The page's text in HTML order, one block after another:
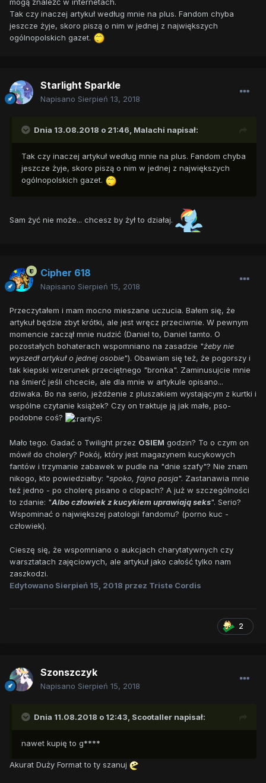
Tak czy inaczej artykuł według mnie na plus. Fandom chyba
jeszcze żyje, skoro piszą o nim w jednej z największych
ogólnopolskich gazet.
Starlight Sparkle
Napisano Sierpień 13, 2018
Dnia 13.08.2018 o 21:46, Malachi napisał:
Tak czy inaczej artykuł według mnie na plus. Fandom chyba
jeszcze żyje, skoro piszą o nim w jednej z największych
ogólnopolskich gazet.
Sam żyć nie może... chcesz by żył to działaj.
Cipher 618
Napisano Sierpień 15, 2018
Przeczytałem i mam mocno mieszane uczucia. Bałem się, że
artykuł będzie zbyt krótki, ale jest wręcz przeciwnie. W pewnym
momencie zaczął mnie nudzić (Daniel to, Daniel tamto. O
pozostałych bohaterach wspomniano na zasadzie "żeby nie
wyszedł artykuł o jednej osobie"). Obawiam się też, że pogorszy i
tak kiepski wizerunek przeciętnego "bronka". Zaminusujcie mnie
na śmierć jeśli chcecie, ale dla mnie w artykule opisano...
dziwaka. Bo na serio, jeżdżenie z pluszakiem wystającym z kurtki i
wspólne czytanie książek? Czy on traktuje ją jak małe, pso-
podobne coś?
Mało tego. Gadać o Twilight przez OSIEM godzin? To o czym on
mówił do cholery? Pokój, który jest magazynem kucykowych
fantów i trzymanie zabawek w pudle na "dnie szafy"? Nie znam
nikogo, kto powiedziałby: "spoko, fajna pasja". Zastanawia mnie
też jedno - po cholerę pisano o clopach? A już w szczególności
to zdanie: "Albo człowiek z kucykiem uprawiają seks". Serio?
Wspominać o największej patologii fandomu? (porno kuc -
człowiek).
Cieszę się, że wspomniano o aukcjach charytatywnych czy
warsztatach zajęciowych, ale artykuł jako całość tylko nam
zaszkodzi.
Edytowano Sierpień 15, 2018 przez Triste Cordis
2
Szonszczyk
Napisano Sierpień 15, 2018
Dnia 11.08.2018 o 12:43, Scootaller napisał:
nawet kupię to g****
Akurat Duży Format to ty szanuj